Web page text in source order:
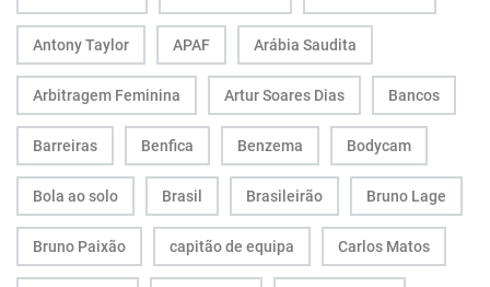
Antony Taylor APAF Arábia Saudita
Arbitragem Feminina Artur Soares Dias Bancos
Barreiras Benfica Benzema Bodycam
Bola ao solo Brasil Brasileirão Bruno Lage
Bruno Paixão capitão de equipa Carlos Matos